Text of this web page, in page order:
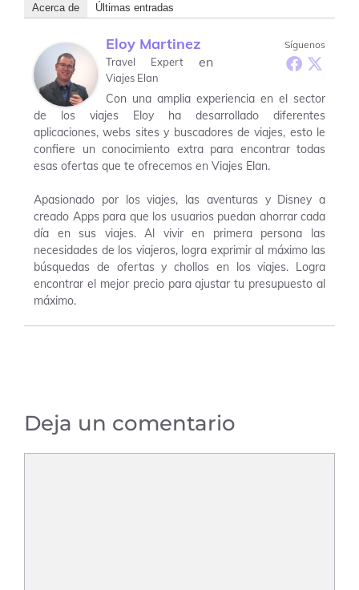
Acerca de Últimas entradas
Síguenos
Eloy Martinez
Travel Experten
Viajes Elan
Con una amplia experiencia en el sector
de los viajes Eloy ha desarrollado diferentes
aplicaciones, webs sites y buscadores de viajes, esto le
confiere un conocimiento extra para encontrar todas
esas ofertas que te ofrecemos en Viajes Elan.
Apasionado por los viajes, las aventuras y Disney a
creado Apps para que los usuarios puedan ahorrar cada
día en sus viajes. Al vivir en primera persona las
necesidades de los viajeros, logra exprimir al máximo las
búsquedas de ofertas y chollos en los viajes. Logra
encontrar el mejor precio para ajustar tu presupuesto al
máximo.
Deja un comentario